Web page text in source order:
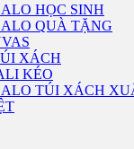
HỌC SINH
QUÀ TẶNG
XÁCH
KÉO
TÚI XÁCH